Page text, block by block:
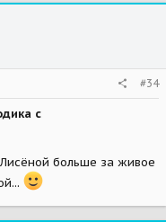
#34
с
больше за живое